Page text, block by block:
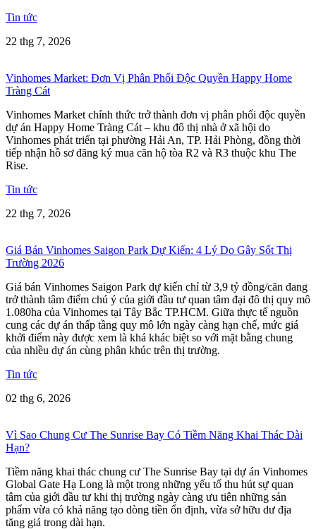
Tin tức
22 thg 7, 2026
Vinhomes Market: Đơn Vị Phân Phối Độc Quyền Happy Home
Tràng Cát
Vinhomes Market chính thức trở thành đơn vị phân phối độc quyền
dự án Happy Home Tràng Cát – khu đô thị nhà ở xã hội do
Vinhomes phát triển tại phường Hải An, TP. Hải Phòng, đồng thời
tiếp nhận hồ sơ đăng ký mua căn hộ tòa R2 và R3 thuộc khu The
Rise.
Tin tức
22 thg 7, 2026
Giá Bán Vinhomes Saigon Park Dự Kiến: 4 Lý Do Gây Sốt Thị
Trường 2026
Giá bán Vinhomes Saigon Park dự kiến chỉ từ 3,9 tỷ đồng/căn đang
trở thành tâm điểm chú ý của giới đầu tư quan tâm đại đô thị quy mô
1.080ha của Vinhomes tại Tây Bắc TP.HCM. Giữa thực tế nguồn
cung các dự án thấp tầng quy mô lớn ngày càng hạn chế, mức giá
khởi điểm này được xem là khá khác biệt so với mặt bằng chung
của nhiều dự án cùng phân khúc trên thị trường.
Tin tức
02 thg 6, 2026
Vì Sao Chung Cư The Sunrise Bay Có Tiềm Năng Khai Thác Dài
Hạn?
Tiềm năng khai thác chung cư The Sunrise Bay tại dự án Vinhomes
Global Gate Hạ Long là một trong những yếu tố thu hút sự quan
tâm của giới đầu tư khi thị trường ngày càng ưu tiên những sản
phẩm vừa có khả năng tạo dòng tiền ổn định, vừa sở hữu dư địa
tăng giá trong dài hạn.